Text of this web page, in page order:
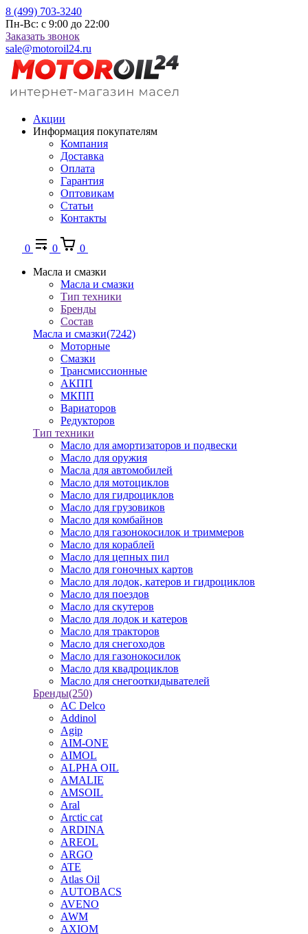
8 (499) 703-3240
Пн-Вс: с 9:00 до 22:00
Заказать звонок
sale@motoroil24.ru
Акции
Информация покупателям
Компания
Доставка
Оплата
Гарантия
Оптовикам
Статьи
Контакты
0 0
0
Масла и смазки
Масла и смазки
Тип техники
Бренды
Состав
Масла и смазки(7242)
Моторные
Смазки
Трансмиссионные
АКПП
МКПП
Вариаторов
Редукторов
Тип техники
Масло для амортизаторов и подвески
Масло для оружия
Масла для автомобилей
Масло для мотоциклов
Масло для гидроциклов
Масло для грузовиков
Масло для комбайнов
Масло для газонокосилок и триммеров
Масло для кораблей
Масло для цепных пил
Масло для гоночных картов
Масло для лодок, катеров и гидроциклов
Масло для поездов
Масло для скутеров
Масло для лодок и катеров
Масло для тракторов
Масло для снегоходов
Масло для газонокосилок
Масло для квадроциклов
Масло для снегооткидывателей
Бренды(250)
AC Delco
Addinol
Agip
AIM-ONE
AIMOL
ALPHA OIL
AMALIE
AMSOIL
Aral
Arctic cat
ARDINA
AREOL
ARGO
ATE
Atlas Oil
AUTOBACS
AVENO
AWM
AXIOM